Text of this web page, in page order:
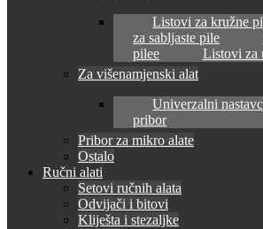
Listovi za kružne
za sabljaste pile
pilee
Listovi za
Za višenamjenski alat
Univerzalni
pribor
Pribor za mikro alate
Ostalo
Ručni alati
Setovi ručnih alata
Odvijači i bitovi
Kliješta i stezaljke